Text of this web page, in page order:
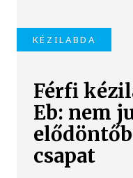
KÉZILABDA
Férfi
Eb: nem
csapat